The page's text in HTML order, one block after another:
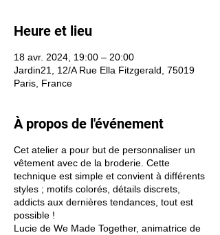
Heure et lieu
18 avr. 2024, 19:00 – 20:00
Jardin21, 12/A Rue Ella Fitzgerald, 75019
Paris, France
À propos de l'événement
Cet atelier a pour but de personnaliser un
vêtement avec de la broderie. Cette
technique est simple et convient à différents
styles ; motifs colorés, détails discrets,
addicts aux dernières tendances, tout est
possible !
Lucie de We Made Together, animatrice de